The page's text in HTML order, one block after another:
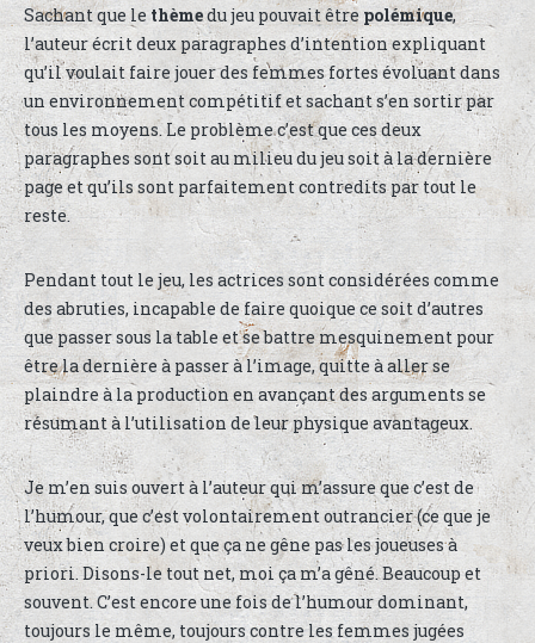
Sachant que le thèmedu jeu pouvait êtrepolémique,
l’auteur écrit deux paragraphes d’intention expliquant
qu’il voulait faire jouer des femmes fortes évoluant dans
un environnement compétitif et sachant s’en sortir par
tous les moyens. Le problème c’est que ces deux
paragraphes sont soit au milieu du jeu soit à la dernière
page et qu’ils sont parfaitement contredits par tout le
reste.
Pendant tout le jeu, les actrices sont considérées comme
des abruties, incapable de faire quoique ce soit d’autres
que passer sous la table et se battre mesquinement pour
être la dernière à passer à l’image, quitte à aller se
plaindre à la production en avançant des arguments se
résumant à l’utilisation de leur physique avantageux.
Je m’en suis ouvert à l’auteur qui m’assure que c’est de
l’humour, que c’est volontairement outrancier (ce que je
veux bien croire) et que ça ne gêne pas les joueuses à
priori. Disons-le tout net, moi ça m’a gêné. Beaucoup et
souvent. C’est encore une fois de l’humour dominant,
toujours le même, toujours contre les femmes jugées